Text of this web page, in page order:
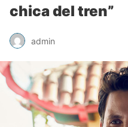
chica del tren”
admin